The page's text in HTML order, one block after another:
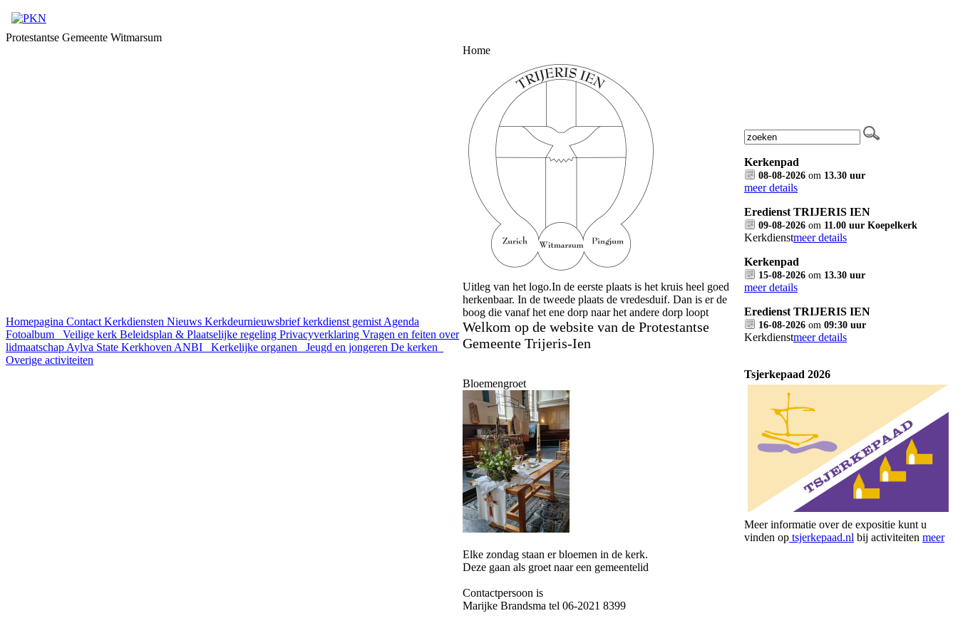
Protestantse Gemeente Witmarsum
Homepagina Contact Kerkdiensten Nieuws Kerkdeurnieuwsbriefkerkdienst gemist Agenda
Fotoalbum
Veilige kerk Beleidsplan & Plaatselijke regeling Privacyverklaring Vragen en feiten over
lidmaatschap Aylva State Kerkhoven ANBI Kerkelijke organen Jeugd en jongeren De kerken
Overige activiteiten
Home
Uitleg van het logo.In de eerste plaats is het kruis heel goed
herkenbaar. In de tweede plaats de vredesduif. Dan is er de
boog die vanaf het ene dorp naar het andere dorp loopt
Welkom op de website van de Protestantse
Gemeente Trijeris-Ien
Bloemengroet
Elke zondag staan er bloemen in de kerk.
Deze gaan als groet naar een gemeentelid
Contactpersoon is
Marijke Brandsma tel 06-2021 8399
Kerkenpad
08-08-2026 om 13.30 uur
meer details
Eredienst TRIJERIS IEN
09-08-2026 om 11.00 uur Koepelkerk
Kerkdienstmeer details
Kerkenpad
15-08-2026 om 13.30 uur
meer details
Eredienst TRIJERIS IEN
16-08-2026 om 09:30 uur
Kerkdienstmeer details
Tsjerkepaad 2026
Meer informatie over de expositie kunt u
vinden op tsjerkepaad.nl bij activiteiten meer